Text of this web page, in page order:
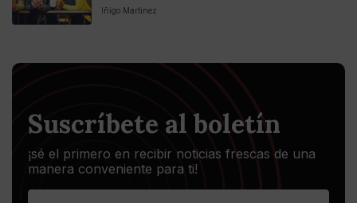
Iñigo Martinez
Suscríbete al boletín
¡sé el primero en recibir noticias frescas de una
manera conveniente para ti!